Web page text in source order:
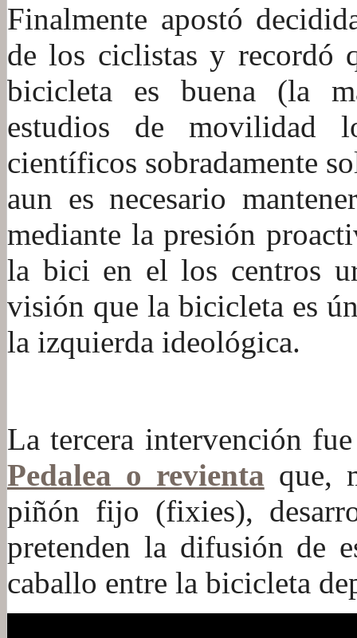
Finalmente apostó
de los ciclistas y recordó
bicicleta es buena (la
estudios de movilidad
científicos sobradamente
aun es necesario
mediante la presión
la bici en el los centros
visión que la bicicleta es
la izquierda ideológica.
La tercera intervención
Pedalea o revienta que,
piñón fijo (fixies),
pretenden la difusión de
caballo entre la bicicleta